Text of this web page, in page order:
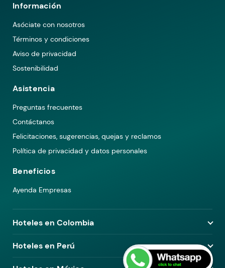
Información
Asóciate con nosotros
Términos y condiciones
Aviso de privacidad
Sostenibilidad
Asistencia
Preguntas frecuentes
Contáctanos
Felicitaciones, sugerencias, quejas y reclamos
Política de privacidad y datos personales
Beneficios
Ayenda Empresas
Hoteles en Colombia
Hoteles en Medellín
Hoteles en Bogotá
Hoteles en Perú
Hoteles en Lima